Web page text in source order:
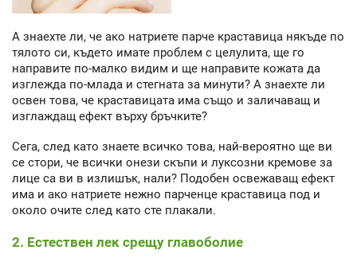
А знаехте ли, че ако натриете парче краставица някъде по
тялото си, където имате проблем с целулита, ще го
направите по-малко видим и ще направите кожата да
изглежда по-млада и стегната за минути? А знаехте ли
освен това, че краставицата има също и заличаващ и
изглаждащ ефект върху бръчките?
Сега, след като знаете всичко това, най-вероятно ще ви
се стори, че всички онези скъпи и луксозни кремове за
лице са ви в излишък, нали? Подобен освежаващ ефект
има и ако натриете нежно парченце краставица под и
около очите след като сте плакали.
2. Естествен лек срещу главоболие